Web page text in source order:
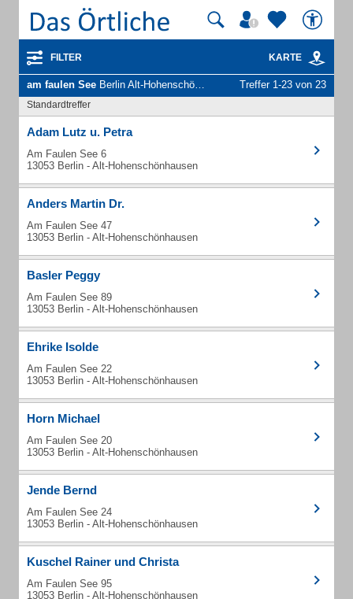
FILTER KARTE
am faulen See Berlin Alt-Hohenschönhausen - Unternehmen und Personen Treffer 1-23 von 23
Standardtreffer
Adam Lutz u. Petra
Am Faulen See 6
13053 Berlin - Alt-Hohenschönhausen
Anders Martin Dr.
Am Faulen See 47
13053 Berlin - Alt-Hohenschönhausen
Basler Peggy
Am Faulen See 89
13053 Berlin - Alt-Hohenschönhausen
Ehrike Isolde
Am Faulen See 22
13053 Berlin - Alt-Hohenschönhausen
Horn Michael
Am Faulen See 20
13053 Berlin - Alt-Hohenschönhausen
Jende Bernd
Am Faulen See 24
13053 Berlin - Alt-Hohenschönhausen
Kuschel Rainer und Christa
Am Faulen See 95
13053 Berlin - Alt-Hohenschönhausen